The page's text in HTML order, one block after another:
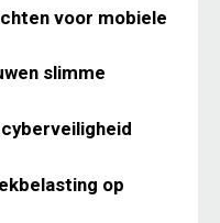
voor mobiele
slimme
op